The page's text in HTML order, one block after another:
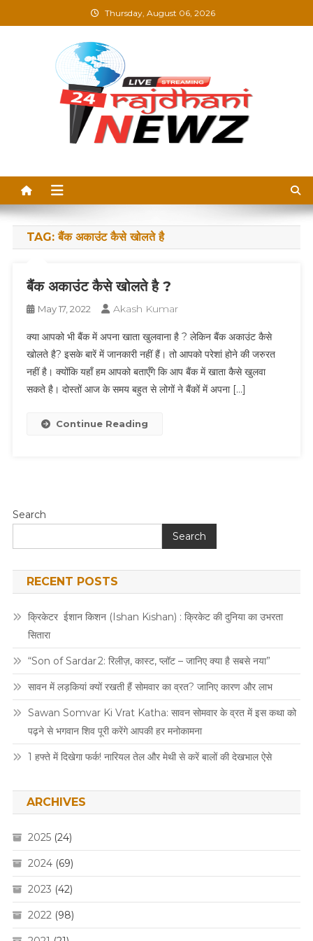
to
Thursday, August 06, 2026
Breaking News, Blogs &
Updates in Hindi
TAG:बैंक अकाउंट कैसे खोलते है
बैंक अकाउंट कैसे खोलते है ?
May 17, 2022 Akash Kumar
क्या आपको भी बैंक में अपना खाता खुलवाना है ? लेकिन बैंक अकाउंट कैसे
खोलते है? इसके बारें में जानकारी नहीं हैं। तो आपको परेशां होने की जरुरत
नहीं है। क्योंकि यहाँ हम आपको बताएँगे कि आप बैंक में खाता कैसे खुलवा
सकते है। दोस्तों आज के समय बहुत से लोगों ने बैंकों में अपना […]
Continue Reading
Search
Search
RECENT POSTS
क्रिकेटर ईशान किशन (Ishan Kishan) : क्रिकेट की दुनिया का उभरता
सितारा
“Son of Sardar 2: रिलीज़, कास्ट, प्लॉट – जानिए क्या है सबसे नया”
सावन में लड़कियां क्यों रखती हैं सोमवार का व्रत? जानिए कारण और लाभ
Sawan Somvar Ki Vrat Katha: सावन सोमवार के व्रत में इस कथा को
पढ़ने से भगवान शिव पूरी करेंगे आपकी हर मनोकामना
1 हफ्ते में दिखेगा फर्क! नारियल तेल और मेथी से करें बालों की देखभाल ऐसे
ARCHIVES
2025(24)
2024(69)
2023 (42)
2022(98)